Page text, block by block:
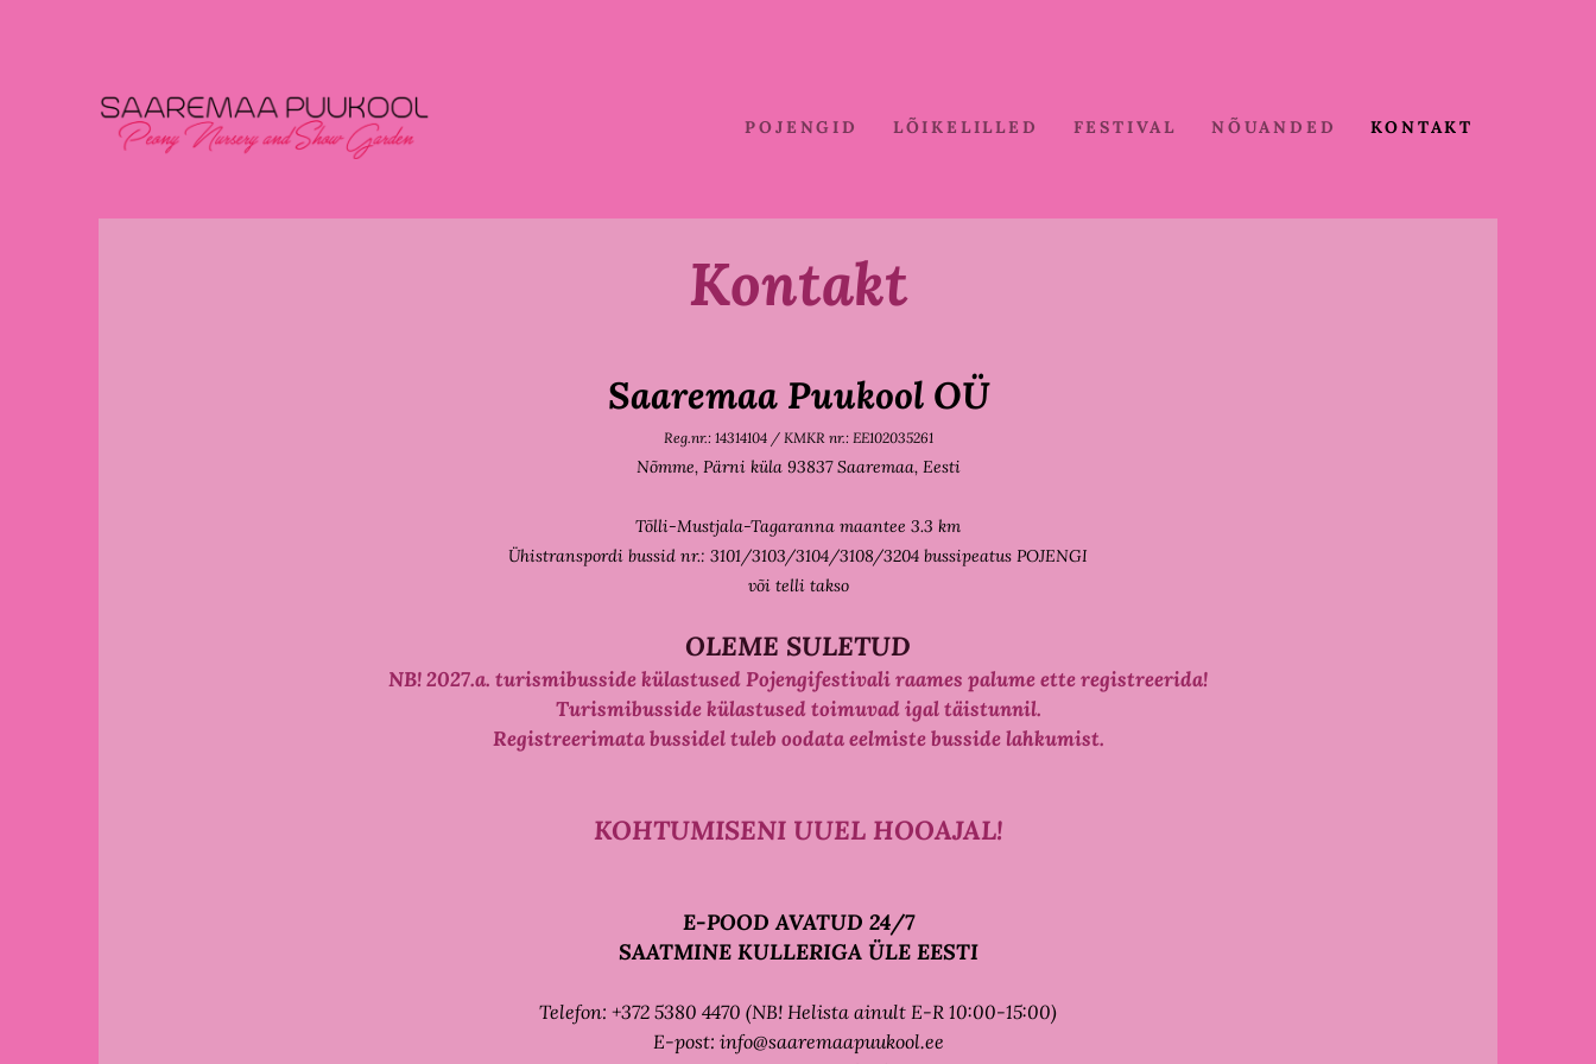
POJENGID LÕIKELILLED FESTIVAL NÕUANDED KONTAKT
Kontakt
Saaremaa Puukool OÜ
Reg.nr.: 14314104 / KMKR nr.: EE102035261
Nõmme, Pärni küla 93837Saaremaa, Eesti
Tõlli-Mustjala-Tagaranna maantee 3.3 km
Ühistranspordi bussid nr.: 3101/3103/3104/3108/3204 bussipeatus POJENGI
või telli takso
OLEME SULETUD
NB! 2027.a. turismibusside külastused Pojengifestivali raames palume ette registreerida!
Turismibusside külastused toimuvad igal täistunnil.
Registreerimata bussidel tuleb oodata eelmiste busside lahkumist.
KOHTUMISENI UUEL HOOAJAL!
E-POOD AVATUD 24/7
SAATMINE KULLERIGA ÜLE EESTI
Telefon: +372 5380 4470 (NB! Helista ainult E-R 10:00-15:00)
E-post: info@saaremaapuukool.ee